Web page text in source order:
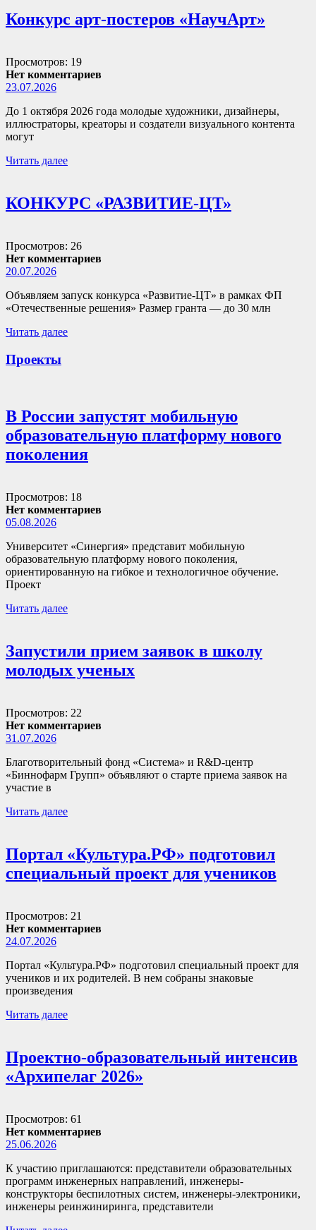
Конкурс арт-постеров «НаучАрт»
Просмотров: 19
Нет комментариев
23.07.2026
До 1 октября 2026 года молодые художники, дизайнеры,
иллюстраторы, креаторы и создатели визуального контента
могут
Читать далее
КОНКУРС «РАЗВИТИЕ-ЦТ»
Просмотров: 26
Нет комментариев
20.07.2026
Объявляем запуск конкурса «Развитие-ЦТ» в рамках ФП
«Отечественные решения» Размер гранта — до 30 млн
Читать далее
Проекты
В России запустят мобильную
образовательную платформу нового
поколения
Просмотров: 18
Нет комментариев
05.08.2026
Университет «Синергия» представит мобильную
образовательную платформу нового поколения,
ориентированную на гибкое и технологичное обучение.
Проект
Читать далее
Запустили прием заявок в школу
молодых ученых
Просмотров: 22
Нет комментариев
31.07.2026
Благотворительный фонд «Система» и R&D-центр
«Биннофарм Групп» объявляют о старте приема заявок на
участие в
Читать далее
Портал «Культура.РФ» подготовил
специальный проект для учеников
Просмотров: 21
Нет комментариев
24.07.2026
Портал «Культура.РФ» подготовил специальный проект для
учеников и их родителей. В нем собраны знаковые
произведения
Читать далее
Проектно-образовательный интенсив
«Архипелаг 2026»
Просмотров: 61
Нет комментариев
25.06.2026
К участию приглашаются: представители образовательных
программ инженерных направлений, инженеры-
конструкторы беспилотных систем, инженеры-электроники,
инженеры реинжиниринга, представители